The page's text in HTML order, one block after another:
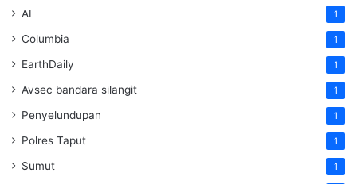
AI 1
Columbia 1
EarthDaily 1
Avsec bandara silangit 1
Penyelundupan 1
Polres Taput 1
Sumut 1